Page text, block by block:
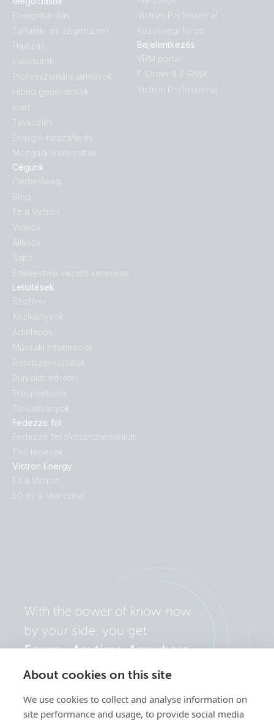
About cookies on this site
We use cookies to collect and analyse information on
site performance and usage, to provide social media
Fedezze fel
Fedezze fel ökoszisztémánkat
Első lépések
Victron Energy
Ez a Victron
50 év a Victronnal
Letöltések
Szoftver
Kézikönyvek
Adatlapok
Műszaki információk
Rendszervázlatok
Burkolat méretei
Prospektusok
Tanúsítványok
Energiatárolás
Tartalék- és szigetüzem
Hajózás
Lakóautók
Professzionális járművek
Hibrid generátorok
Ipari
Távközlés
Energia-hozzáférés
Mozgáskorlátozottak
Cégünk
Elérhetőség
Blog
Ez a Victron
Videók
Állások
Sajtó
Értekesítési vezető keresése
Victron Professional
Közösségi fórum
Bejelentkezés
VRM portál
E-Order & E-RMA
Victron Professional